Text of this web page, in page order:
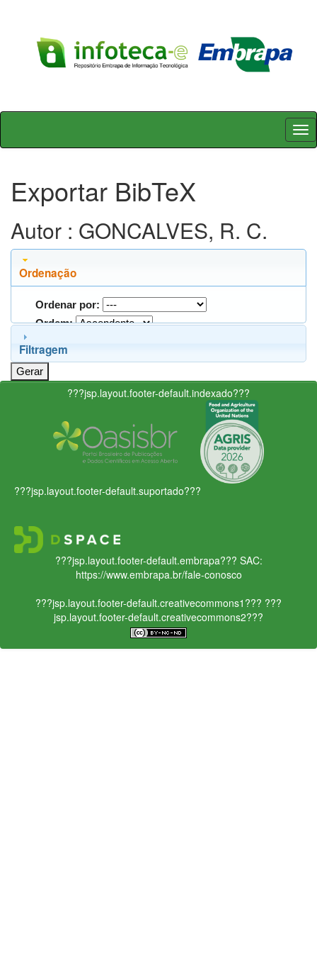
Skip
Exportar BibTeX
Autor : GONCALVES, R. C.
Ordenação
Ordenar por:
Ordem:
Filtragem
???jsp.layout.footer-default.indexado???
???jsp.layout.footer-default.suportado???
???jsp.layout.footer-default.embrapa??? SAC:
https://www.embrapa.br/fale-conosco
???jsp.layout.footer-default.creativecommons1??? ???
jsp.layout.footer-default.creativecommons2???